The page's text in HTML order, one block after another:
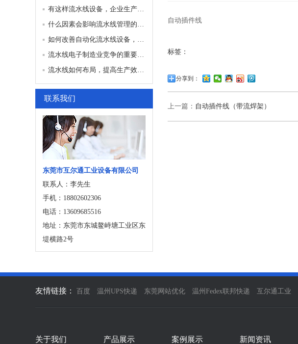
有这样流水线设备，企业生产效率逐渐提高
什么因素会影响流水线管理的效率？
如何改善自动化流水线设备，提高生产效率
流水线电子制造业竞争的重要因素
流水线如何布局，提高生产效率？
联系我们
东莞市互尔通工业设备有限公司
联系人：李先生
手机：18802602306
电话：13609685516
地址：东莞市东城鳌峙塘工业区东
堤横路2号
自动插件线
标签：
分享到：
上一篇： 自动插件线（带流焊架）
友情链接： 百度 温州UPS快递 东莞网站优化 温州Fedex联邦快递 互尔通工业
关于我们 产品展示 案例展示 新闻资讯